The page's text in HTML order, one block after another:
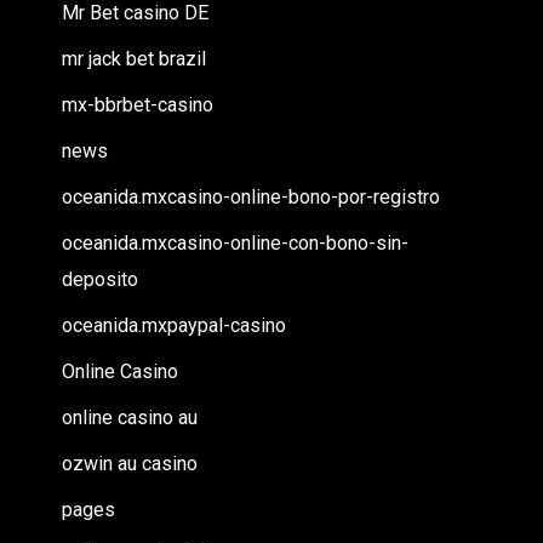
Mr Bet casino DE
mr jack bet brazil
mx-bbrbet-casino
news
oceanida.mxcasino-online-bono-por-registro
oceanida.mxcasino-online-con-bono-sin-
deposito
oceanida.mxpaypal-casino
Online Casino
online casino au
ozwin au casino
pages